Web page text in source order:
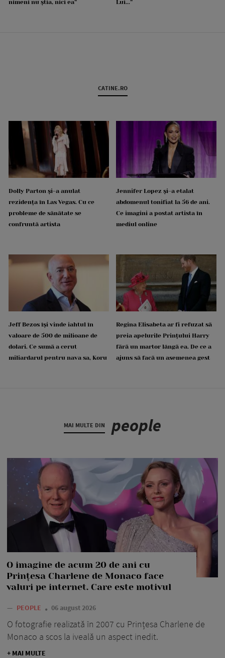
nimeni nu știa, nici ea” Lui...”
CATINE.RO
Dolly Parton și-a anulat
rezidența în Las Vegas. Cu ce
probleme de sănătate se
confruntă artista
Jennifer Lopez și-a etalat
abdomenul tonifiat la 56 de ani.
Ce imagini a postat artista în
mediul online
Jeff Bezos își vinde iahtul în
valoare de 500 de milioane de
dolari. Ce sumă a cerut
miliardarul pentru nava sa, Koru
Regina Elisabeta ar fi refuzat să
preia apelurile Prințului Harry
fără un martor lângă ea. De ce a
ajuns să facă un asemenea gest
MAI MULTE DIN people
O imagine de acum 20 de ani cu
Prințesa Charlene de Monaco face
valuri pe internet. Care este motivul
— PEOPLE 06 august 2026
O fotografie realizată în 2007 cu Prințesa Charlene de
Monaco a scos la iveală un aspect inedit.
+ MAI MULTE